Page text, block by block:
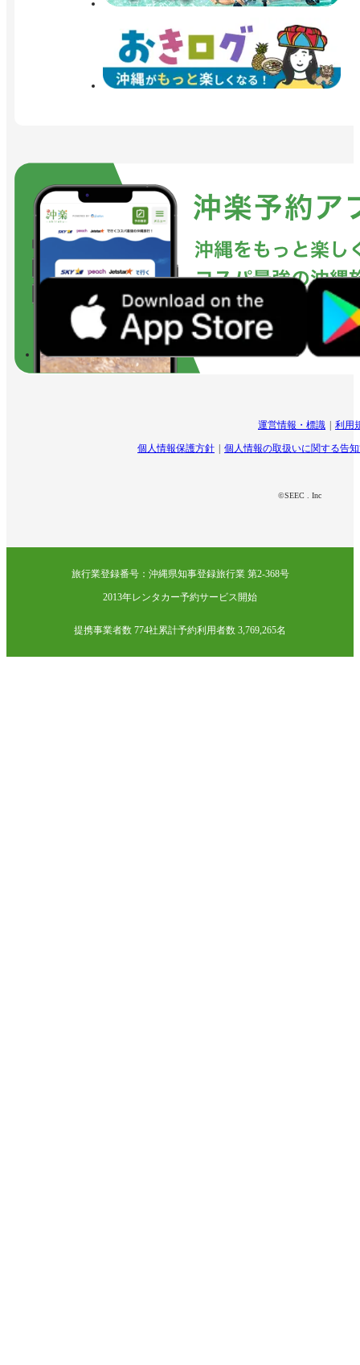
運営情報・標識 利用
個人情報保護方針 個人情報の取扱いに関する告
©SEEC . Inc
旅行業登録番号：沖縄県知事登録旅行業 第2-368号
2013年レンタカー予約サービス開始
提携事業者数 774社累計予約利用者数 3,769,265名